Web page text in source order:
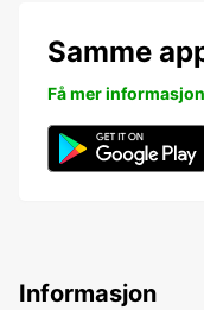
Samme
Få mer informasjon
Informasjon